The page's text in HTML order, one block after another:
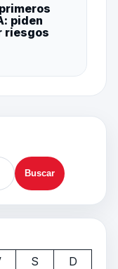
piden
riesgos
S
D